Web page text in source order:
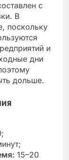
с
В
поскольку
и
дни
дольше.
15–20